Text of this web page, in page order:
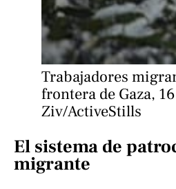
Trabajadores
frontera de Gaza,
Ziv/ActiveStills
El sistema de
migrante